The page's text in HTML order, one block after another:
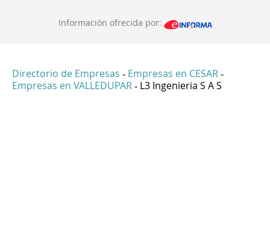
Información ofrecida por:
Directorio de Empresas - Empresas en CESAR -
Empresas en VALLEDUPAR - L3 Ingenieria S A S